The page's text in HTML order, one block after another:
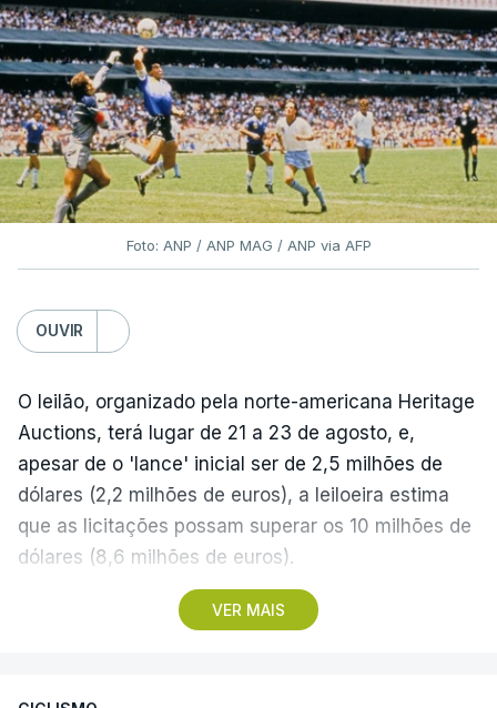
Foto: ANP / ANP MAG / ANP via AFP
OUVIR
VER MAIS
O leilão, organizado pela norte-americana Heritage
Auctions, terá lugar de 21 a 23 de agosto, e,
apesar de o 'lance' inicial ser de 2,5 milhões de
dólares (2,2 milhões de euros), a leiloeira estima
que as licitações possam superar os 10 milhões de
dólares (8,6 milhões de euros).
A camisola utilizada pelo astro argentino durante